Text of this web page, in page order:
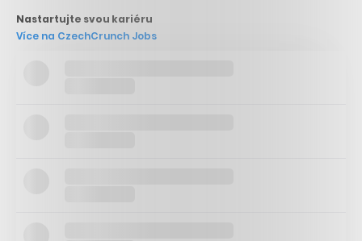
Nastartujte svou kariéru
Více na CzechCrunch Jobs